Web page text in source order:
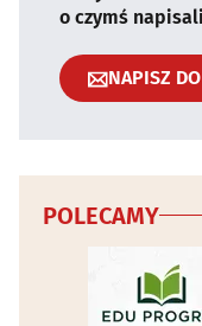
o czymś
NAPISZ
POLECAMY